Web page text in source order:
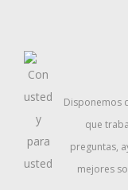
Disponemos
que
preguntas,
mejores